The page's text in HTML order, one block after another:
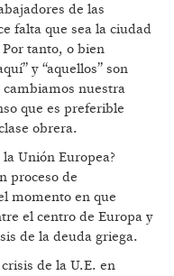
de las
falta que sea la ciudad
tanto, o bien
y “aquellos” son
nuestra
que es preferible
obrera.
Unión Europea?
proceso de
momento en que
el centro de Europa y
de la deuda griega.
de la U.E. en